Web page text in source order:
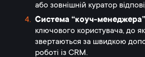
або зовнішній куратор
Система “коуч-менеджера”
ключового користувача, до
звертаються за швидкою
роботі із CRM.